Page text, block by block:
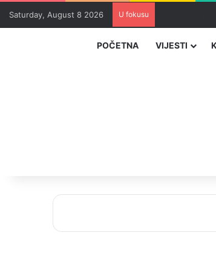
Saturday, August 8 2026 U fokusu
POČETNA VIJESTI